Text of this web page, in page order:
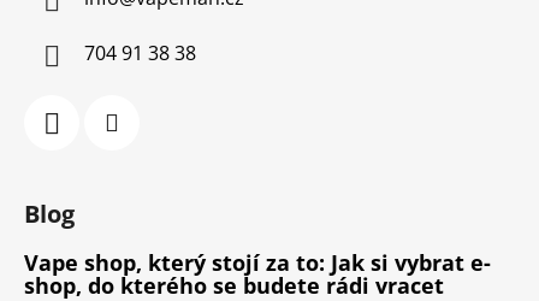
704 91 38 38
Blog
Vape shop, který stojí za to: Jak si vybrat e-
shop, do kterého se budete rádi vracet